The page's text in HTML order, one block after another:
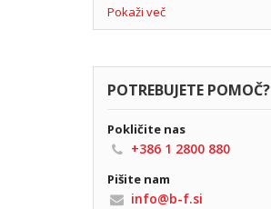
16 (12)
18 (2)
21 (1)
11 (1)
Pokaži več
POTREBUJETE POMOČ?
Pokličite nas
+386 1 2800 880
Pišite nam
info@b-f.si